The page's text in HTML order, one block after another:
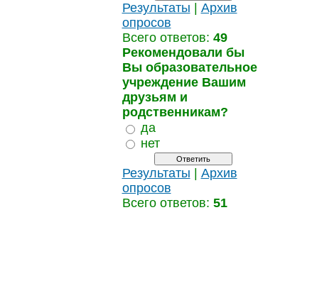
Результаты
Архив
опросов
Всего ответов: 49
Рекомендовали бы
Вы образовательное
учреждение Вашим
друзьям и
родственникам?
да
нет
Результаты | Архив
опросов
Всего ответов: 51